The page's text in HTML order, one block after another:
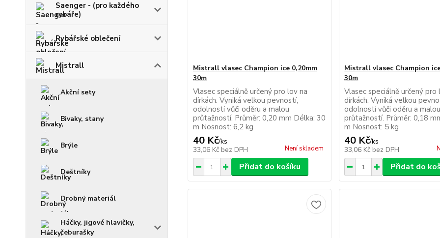
Saenger - (pro každého
rybáře)
Rybářské oblečení
Mistrall
Akční sety
Bivaky, stany
Brýle
Deštníky
Drobný materiál
Háčky, jigové hlavičky,
čeburašky
Mistrall vlasec Champion ice 0,20mm
30m
Vlasec speciálně určený pro lov na
dírkách. Vyniká velkou pevností,
odolností vůči oděru a malou
průtažností. Průměr: 0,20 mm Délka: 30
m Nosnost: 6,2 kg
40 Kč/ks
33,06 Kč bez DPH Není skladem
Přidat do košíku
Mistrall vlasec Champion
30m
Vlasec speciálně určený pro
dírkách. Vyniká velkou
odolností vůči oděru a malou
průtažností. Průměr: 0,18
m Nosnost: 5 kg
40 Kč/ks
33,06 Kč bez DPH
Přidat do